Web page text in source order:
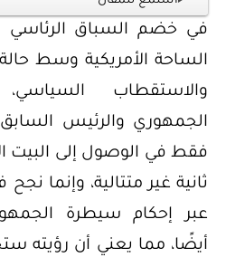
في خضم السباق الرئاسي
الساحة الأمريكية وسط
والاستقطاب
الجمهوري والرئيس السابق
فقط في الوصول إلى البيت
ثانية غير متتالية، وإنما
عبر إحكام سيطرة
أيضًا، مما يعني أن رؤيته